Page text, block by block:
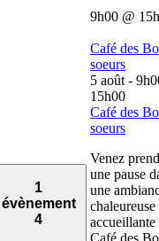
1
évènement
4
9h00 @
Café des
soeurs
5 août -
15h00
Café des
soeurs
Venez
une pause
une
chaleureuse
accueillante